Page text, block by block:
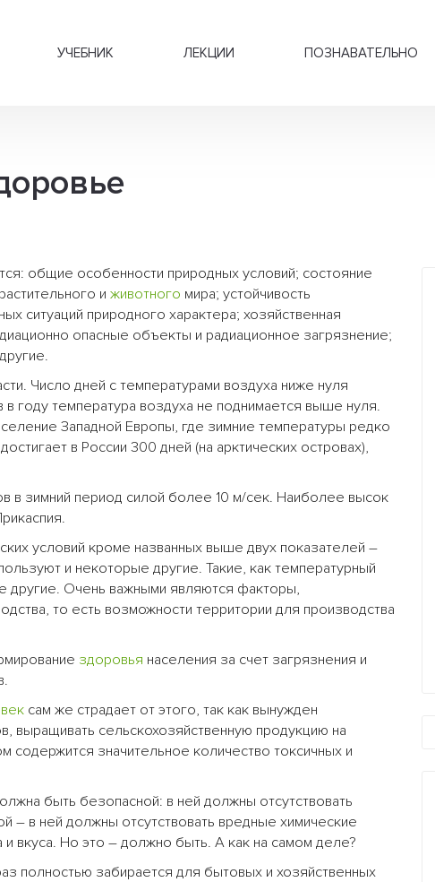
УЧЕБНИК ЛЕКЦИИ ПОЗНАВАТЕЛЬНО
общие особенности природных условий; состояние
и животного мира; устойчивость
ситуаций природного характера; хозяйственная
опасные объекты и радиационное загрязнение;
Число дней с температурами воздуха ниже нуля
году температура воздуха не поднимается выше нуля.
Западной Европы, где зимние температуры редко
в России 300 дней (на арктических островах),
в зимний период силой более 10 м/сек. Наиболее высок
условий кроме названных выше двух показателей –
и некоторые другие. Такие, как температурный
другие. Очень важными являются факторы,
то есть возможности территории для производства
здоровья населения за счет загрязнения и
сам же страдает от этого, так как вынужден
выращивать сельскохозяйственную продукцию на
значительное количество токсичных и
быть безопасной: в ней должны отсутствовать
– в ней должны отсутствовать вредные химические
вкуса. Но это – должно быть. А как на самом деле?
полностью забирается для бытовых и хозяйственных